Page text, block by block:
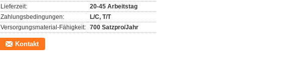
Lieferzeit:
20-45 Arbeitstag
Zahlungsbedingungen:
L/C, T/T
Versorgungsmaterial-Fähigkeit: 700 Satzpro/Jahr
Kontakt